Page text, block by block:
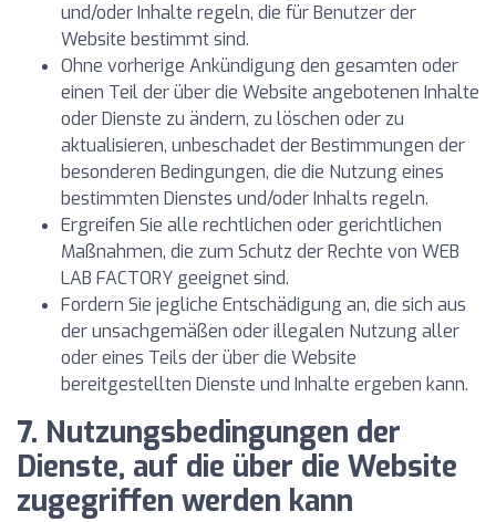
und/oder Inhalte regeln, die für Benutzer der
Website bestimmt sind.
Ohne vorherige Ankündigung den gesamten oder
einen Teil der über die Website angebotenen Inhalte
oder Dienste zu ändern, zu löschen oder zu
aktualisieren, unbeschadet der Bestimmungen der
besonderen Bedingungen, die die Nutzung eines
bestimmten Dienstes und/oder Inhalts regeln.
Ergreifen Sie alle rechtlichen oder gerichtlichen
Maßnahmen, die zum Schutz der Rechte von WEB
LAB FACTORY geeignet sind.
Fordern Sie jegliche Entschädigung an, die sich aus
der unsachgemäßen oder illegalen Nutzung aller
oder eines Teils der über die Website
bereitgestellten Dienste und Inhalte ergeben kann.
7. Nutzungsbedingungen der
Dienste, auf die über die Website
zugegriffen werden kann